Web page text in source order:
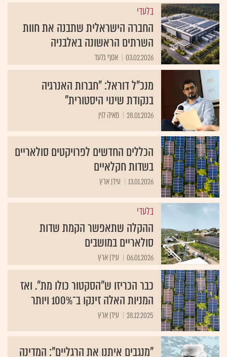
בלעדי
החברה הישראלית שתבנה את חוות
השרתים הראשונה באלבניה
03.02.2026 אסף גלעד
מנכ"ל דוראל: "חברות האנרגיה
בנקודת שינוי היסטורית"
28.01.2026 מאיה לוין
הכללים החדשים לפרויקטים סולאריים
בשדות חקלאיים
13.01.2026 עידן ארץ
בלעדי
ההקלה שתאפשר הקמת שדות
סולאריים במושבים
06.01.2026 עידן ארץ
כבר הכריזו ש"הסקטור כולו מת". ואז
המניות האלה זינקו ב־100% ויותר
28.12.2025 עידן ארץ
"מנגבים איתנו את הרגליים": המדינה